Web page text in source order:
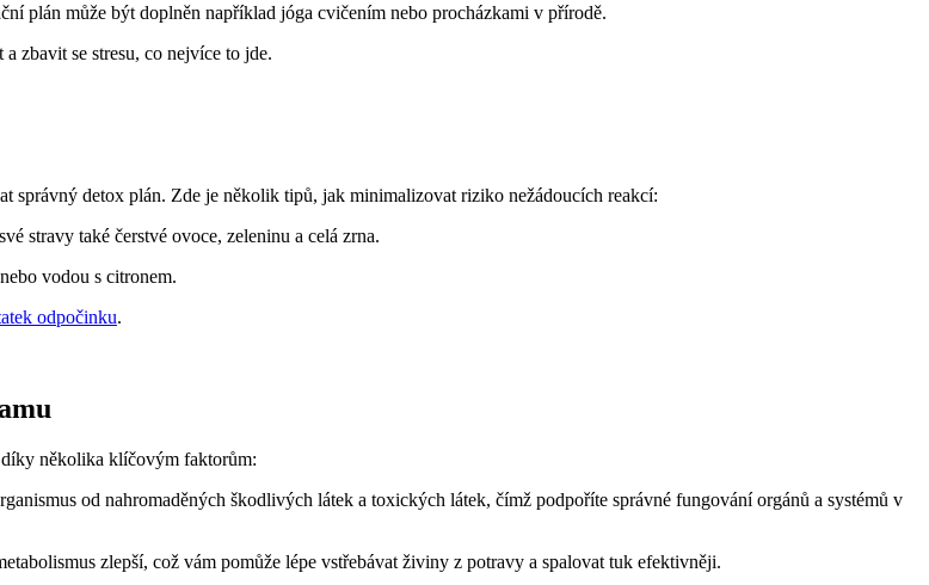
plán může být doplněn například jóga cvičením nebo procházkami v přírodě.
zbavit se stresu, co nejvíce to jde.
správný detox plán. Zde je několik tipů, jak minimalizovat riziko nežádoucích reakcí:
stravy také čerstvé ovoce, zeleninu a celá zrna.
vodou s citronem.
odpočinku.
díky několika klíčovým faktorům:
od nahromaděných škodlivých látek a toxických látek, čímž podpoříte správné fungování orgánů a systémů v
zlepší, což vám pomůže lépe vstřebávat živiny z potravy a spalovat tuk efektivněji.